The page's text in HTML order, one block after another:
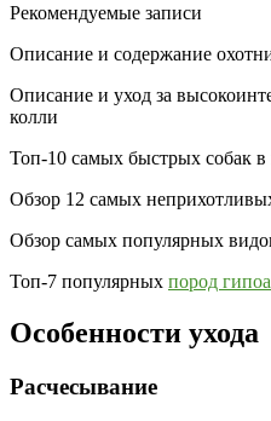
Рекомендуемые записи
Описание и содержание
Описание и уход за
колли
Топ-10 самых быстрых собак в
Обзор 12 самых
Обзор самых популярных
Топ-7 популярных пород
Особенности ухода
Расчесывание